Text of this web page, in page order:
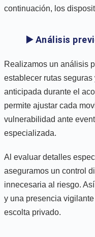
continuación, los
▶️ Análisis
Realizamos un análisis
establecer rutas
anticipada durante el
permite ajustar cada
vulnerabilidad ante
especializada.
Al evaluar detalles
aseguramos un control
innecesaria al riesgo.
y una presencia
escolta privado.